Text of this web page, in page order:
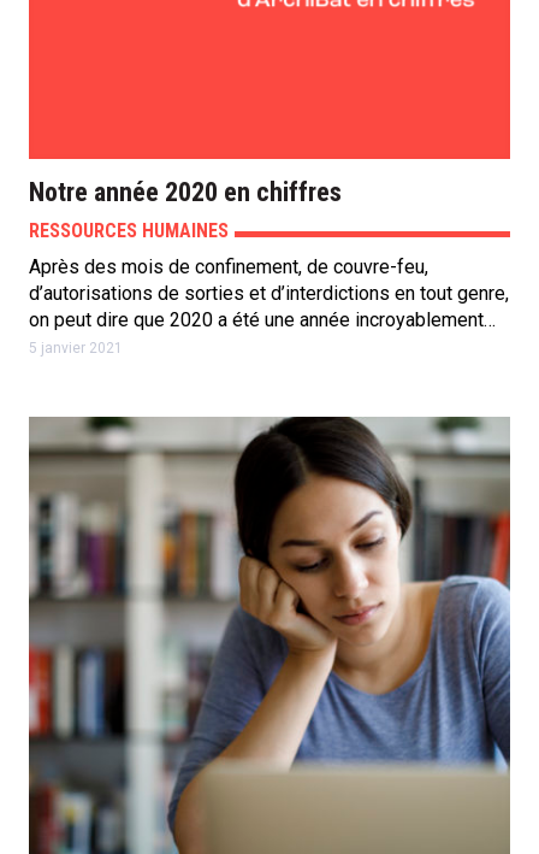
Notre année 2020 en chiffres
RESSOURCES HUMAINES
Après des mois de confinement, de couvre-feu,
d’autorisations de sorties et d’interdictions en tout genre,
on peut dire que 2020 a été une année incroyablement…
5 janvier 2021